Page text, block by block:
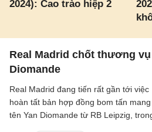
2024): Cao trào hiệp 2
Real Madrid chốt thương
Diomande
Real Madrid đang tiến rất gần tới việc
hoàn tất bản hợp đồng bom tấn mang
tên Yan Diomande từ RB Leipzig,